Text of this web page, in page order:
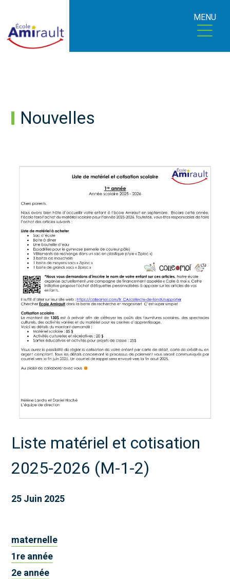
MENU
Nouvelles
Liste matériel et cotisation
2025-2026 (M-1-2)
25 Juin 2025
maternelle
1re année
2e année